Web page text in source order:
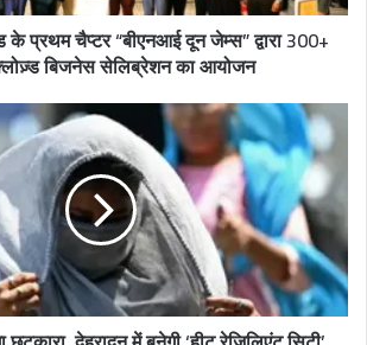
के प्रथम चैप्टर “बीएनआई दून जेम्स” द्वारा 300+
बिजनेस सेलिब्रेशन का आयोजन